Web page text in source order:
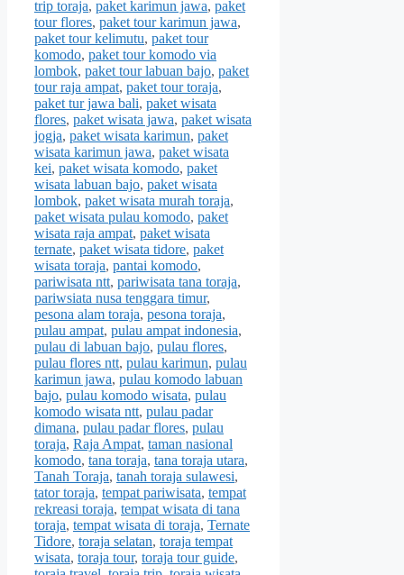
trip toraja, paket karimun jawa, paket
tour flores, paket tour karimun jawa,
paket tour kelimutu, paket tour
komodo, paket tour komodo via
lombok, paket tour labuan bajo, paket
tour raja ampat, paket tour toraja,
paket tur jawa bali, paket wisata
flores, paket wisata jawa, paket wisata
jogja, paket wisata karimun, paket
wisata karimun jawa, paket wisata
kei, paket wisata komodo, paket
wisata labuan bajo, paket wisata
lombok, paket wisata murah toraja,
paket wisata pulau komodo, paket
wisata raja ampat, paket wisata
ternate, paket wisata tidore, paket
wisata toraja, pantai komodo,
pariwisata ntt, pariwisata tana toraja,
pariwsiata nusa tenggara timur,
pesona alam toraja, pesona toraja,
pulau ampat, pulau ampat indonesia,
pulau di labuan bajo, pulau flores,
pulau flores ntt, pulau karimun, pulau
karimun jawa, pulau komodo labuan
bajo, pulau komodo wisata, pulau
komodo wisata ntt, pulau padar
dimana, pulau padar flores, pulau
toraja, Raja Ampat, taman nasional
komodo, tana toraja, tana toraja utara,
Tanah Toraja, tanah toraja sulawesi,
tator toraja, tempat pariwisata, tempat
rekreasi toraja, tempat wisata di tana
toraja, tempat wisata di toraja, Ternate
Tidore, toraja selatan, toraja tempat
wisata, toraja tour, toraja tour guide,